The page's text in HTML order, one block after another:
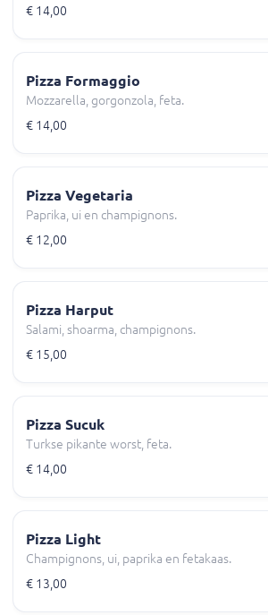
€ 14,00
Pizza Formaggio
Mozzarella, gorgonzola, feta.
€ 14,00
Pizza Vegetaria
Paprika, ui en champignons.
€ 12,00
Pizza Harput
Salami, shoarma, champignons.
€ 15,00
Pizza Sucuk
Turkse pikante worst, feta.
€ 14,00
Pizza Light
Champignons, ui, paprika en fetakaas.
€ 13,00